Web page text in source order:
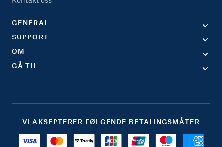
GENERAL
SUPPORT
OM
GÅ TIL
VI AKSEPTERER FØLGENDE BETALINGSMÅTER